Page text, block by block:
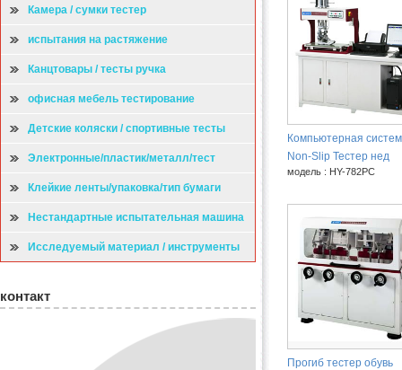
Камера / сумки тестер
испытания на растяжение
Канцтовары / тесты ручка
офисная мебель тестирование
Детские коляски / спортивные тесты
Электронные/пластик/металл/тест
Клейкие ленты/упаковка/тип бумаги
испытательная машина
Нестандартные испытательная машина
Исследуемый материал / инструменты
контакт
Компьютерная
Non-Slip Тестер нед
модель : HY-782PC
Прогиб тестер обувь